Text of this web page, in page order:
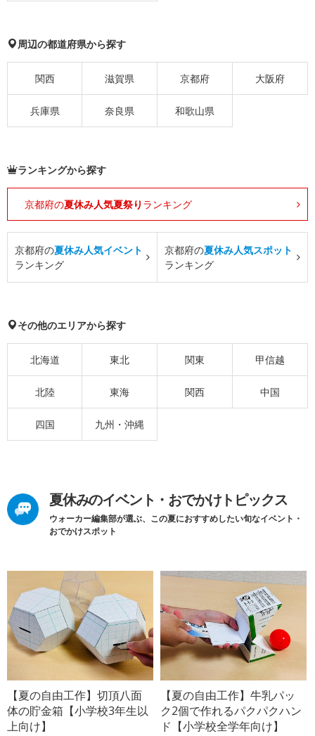
周辺の都道府県から探す
関西 滋賀県 京都府 大阪府
兵庫県 奈良県 和歌山県
ランキングから探す
京都府の夏休み人気夏祭り ランキング
京都府の夏休み人気イベント
ランキング
京都府の夏休み人気スポット
ランキング
その他のエリアから探す
北海道 東北 関東 甲信越
北陸 東海 関西 中国
四国 九州・沖縄
夏休みのイベント・おでかけトピックス
ウォーカー編集部が選ぶ、この夏におすすめしたい旬なイベント・
おでかけスポット
【夏の自由工作】切頂八面
体の貯金箱【小学校3年生以
上向け】
【夏の自由工作】牛乳パッ
ク2個で作れるパクパクハン
ド【小学校全学年向け】